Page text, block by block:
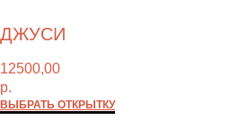
ДЖУСИ
12500,00
р.
ВЫБРАТЬ ОТКРЫТКУ